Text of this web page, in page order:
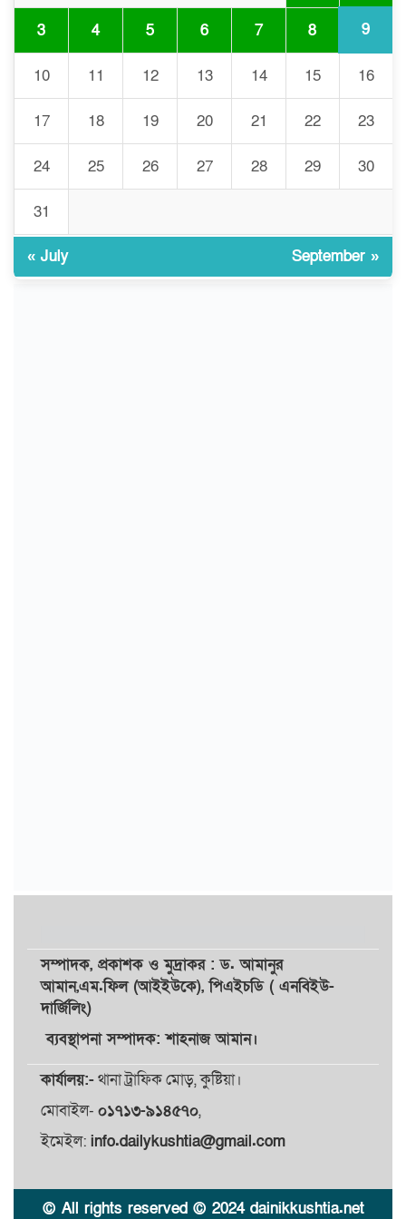
আমির হামজা
৮
ইসলামী বিশ্ববিদ্যালয়র ৪৪
শিক্ষককে ঘিরে দেশব্যাপী গোপন
গঠিত হলো উচ্চপর্যায়ের কমিটি
৯
মাত্র ৯১ টন ভারতীয় মরিচেই
ভেঙে পড়ল বাজার/৪০০ টাকা
১০
জুলাই আন্দোলন ছিল সম্মিলিত,
লক্ষ্য হওয়া উচিত ঐক্য ও
3 4 5 6 7 8 9
10 11 12 13 14 15 16
17 18 19 20 21 22 23
24 25 26 27 28 29 30
31
« July September »
সম্পাদক, প্রকাশকওমুদ্রাকর: ড. আমানুর
আমান,এম.ফিল (আইইউকে), পিএইচডি ( এনবিইউ-
দার্জিলিং)
ব্যবস্থাপনা সম্পাদক: শাহনাজ আমান।
কার্যালয়:-থানা ট্রাফিক মোড়, কুষ্টিয়া।
মোবাইল- ০১৭১৩-৯১৪৫৭০,
ইমেইল: info.dailykushtia@gmail.com
© All rights reserved © 2024 dainikkushtia.net